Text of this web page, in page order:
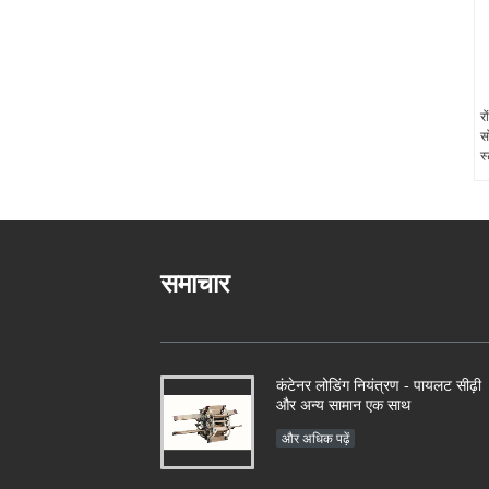
समाचार
कंटेनर लोडिंग नियंत्रण - पायलट सीढ़ी
और अन्य सामान एक साथ
और अधिक पढ़ें